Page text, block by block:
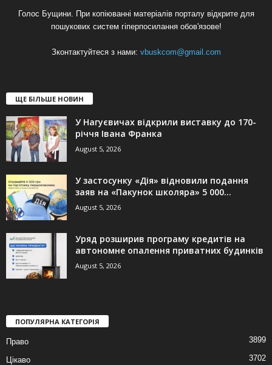
Голос Бущини. При копіюванні матеріалів порталу відкрите для
пошукових систем гіперпосилання обов'язове!
Зконтактуйтеся з нами: vbuskcom@gmail.com
ЩЕ БІЛЬШЕ НОВИН
У Нагуєвичах відкрили виставку до 170-
річчя Івана Франка
August 5, 2026
У застосунку «Дія» відновили подання
заяв на «Пакунок школяра» 5 000...
August 5, 2026
Уряд розширив програму кредитів на
автономне опалення приватних будинків
August 5, 2026
ПОПУЛЯРНА КАТЕГОРІЯ
Право 3899
Цікаво 3702